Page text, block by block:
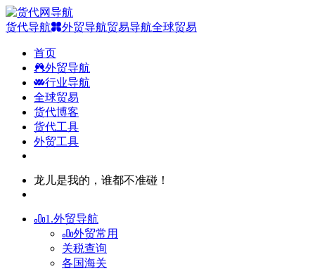
货代导航 外贸导航贸易导航全球贸易
首页
外贸导航
行业导航
全球贸易
货代博客
货代工具
外贸工具
龙儿是我的，谁都不准碰！
1.外贸导航
外贸常用
关税查询
各国海关